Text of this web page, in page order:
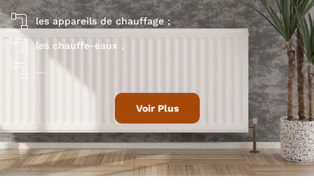
les appareils de chauffage ;
les chauffe-eaux ;
…
Voir Plus